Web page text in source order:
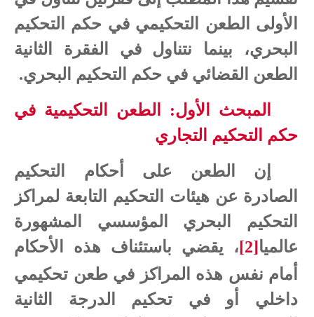
الأولى الطعن التحكيمي في حكم التحكيم
البحري، بينما نتناول في الفقرة الثانية
الطعن القضائي في حكم التحكيم البحري.
المبحث الأول: الطعن التحكيمية في
حكم التحكيم التجاري
إن الطعن على أحكام التحكيم
الصادرة عن هيئات التحكيم التابعة لمراكز
التحكيم البحري المؤسسي المشهورة
عالميا[2]، يقضي باستئناف هذه الأحكام
أمام نفس هذه المراكز في طعن تحكيمي
داخلي أو في تحكيم الدرجة الثانية